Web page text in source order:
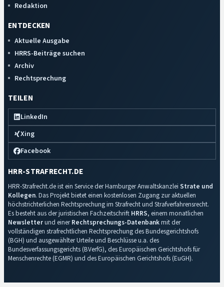
Redaktion
ENTDECKEN
Aktuelle Ausgabe
HRRS-Beiträge suchen
Archiv
Rechtsprechung
TEILEN
LinkedIn
Xing
Facebook
HRR-STRAFRECHT.DE
HRR-Strafrecht.de ist ein Service der Hamburger Anwaltskanzlei Strate und
Kollegen. Das Projekt bietet einen kostenlosen Zugang zur aktuellen
höchstrichterlichen Rechtsprechung im Strafrecht und Strafverfahrensrecht.
Es besteht aus der juristischen Fachzeitschrift HRRS, einem monatlichen
Newsletterund einerRechtsprechungs-Datenbankmit der
vollständigen strafrechtlichen Rechtsprechung des Bundesgerichtshofs
(BGH) und ausgewählter Urteile und Beschlüsse u.a. des
Bundesverfassungsgerichts (BVerfG), des Europäischen Gerichtshofs für
Menschenrechte (EGMR) und des Europäischen Gerichtshofs (EuGH).